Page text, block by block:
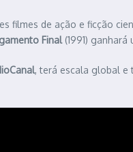
filmes de ação e ficção
Final(1991) ganhará
, terá escala global e